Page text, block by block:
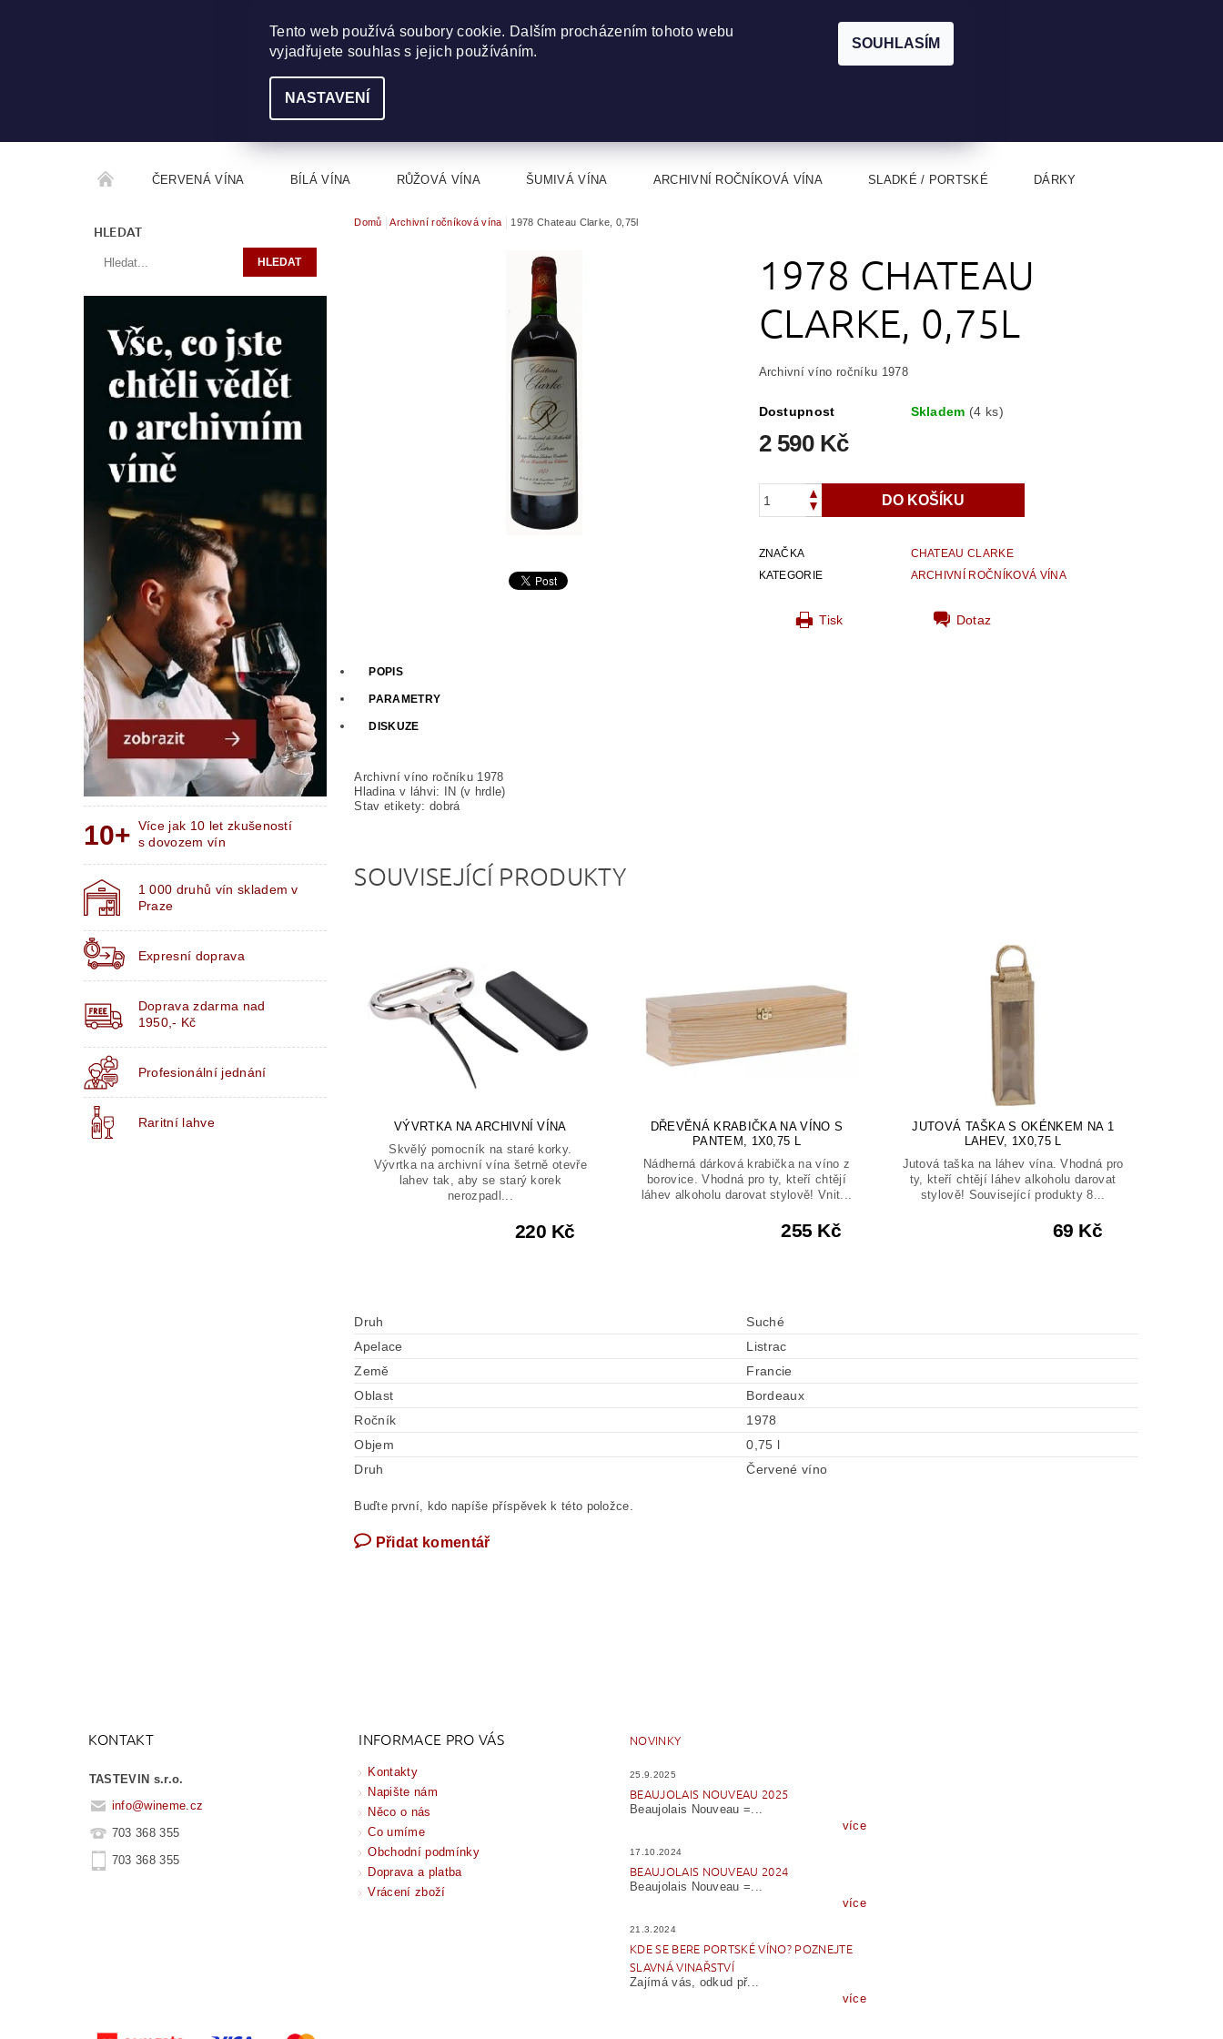
ČERVENÁ VÍNA BÍLÁ VÍNA RŮŽOVÁ VÍNA ŠUMIVÁ VÍNA ARCHIVNÍ ROČNÍKOVÁ VÍNA SLADKÉ / PORTSKÉ DÁRKY
ROČNÍKOVÝ ALKOHOL ROZCESTNÍK VÍN
HLEDAT
Více jak 10 let zkušeností
s dovozem vín
1 000 druhů vín skladem v
Praze
Expresní doprava
Doprava zdarma nad
1950,- Kč
Profesionální jednání
Raritní lahve
Domů Archivní ročníková vína 1978 Chateau Clarke, 0,75l
1978 CHATEAU
CLARKE, 0,75L
Archivní víno ročníku 1978
Dostupnost Skladem (4 ks)
2 590 Kč
ZNAČKA
CHATEAU CLARKE
KATEGORIE
ARCHIVNÍ ROČNÍKOVÁ VÍNA
Tisk Dotaz
POPIS
PARAMETRY
DISKUZE
Archivní víno ročníku 1978
Hladina v láhvi: IN (v hrdle)
Stav etikety: dobrá
SOUVISEJÍCÍ PRODUKTY
VÝVRTKA NA ARCHIVNÍ VÍNA
Skvělý pomocník na staré korky.
Vývrtka na archivní vína šetrně otevře
lahev tak, aby se starý korek
nerozpadl...
220 Kč
DŘEVĚNÁ KRABIČKA NA VÍNO S
PANTEM, 1X0,75 L
Nádherná dárková krabička na víno z
borovice. Vhodná pro ty, kteří chtějí
láhev alkoholu darovat stylově! Vnit...
255 Kč
JUTOVÁ TAŠKA S OKÉNKEM NA 1
LAHEV, 1X0,75 L
Jutová taška na láhev vína. Vhodná pro
ty, kteří chtějí láhev alkoholu darovat
stylově! Související produkty 8...
69 Kč
Druh
Suché
Apelace
Listrac
Země
Francie
Oblast
Bordeaux
Ročník
1978
Objem
0,75 l
Druh
Červené víno
Buďte první, kdo napíše příspěvek k této položce.
Přidat komentář
KONTAKT
TASTEVIN s.r.o.
info@wineme.cz
703 368 355
703 368 355
INFORMACE PRO VÁS
Kontakty
Napište nám
Něco o nás
Co umíme
Obchodní podmínky
Doprava a platba
Vrácení zboží
NOVINKY
25.9.2025
BEAUJOLAIS NOUVEAU 2025
Beaujolais Nouveau =...
více
17.10.2024
BEAUJOLAIS NOUVEAU 2024
Beaujolais Nouveau =...
více
21.3.2024
KDE SE BERE PORTSKÉ VÍNO? POZNEJTE
SLAVNÁ VINAŘSTVÍ
Zajímá vás, odkud př...
více
Tento web používá soubory cookie. Dalším procházením tohoto webu
vyjadřujete souhlas s jejich používáním.
NASTAVENÍ
SOUHLASÍM